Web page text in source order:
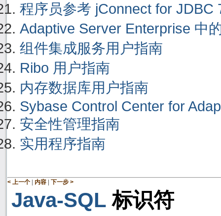
程序员参考 jConnect for JDBC
Adaptive Server Enterprise 中
组件集成服务用户指南
Ribo 用户指南
内存数据库用户指南
Sybase Control Center for
安全性管理指南
实用程序指南
< 上一个 | 内容 | 下一步 >
Java-SQL标识符